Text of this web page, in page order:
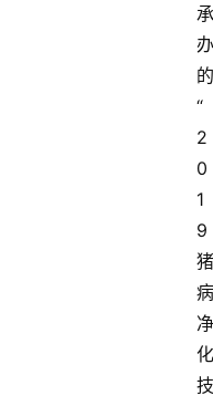
承
办
的
“
2
0
1
9
猪
病
净
化
技